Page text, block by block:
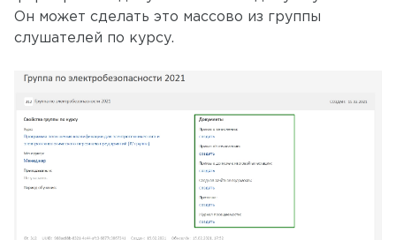
Он может сделать это массово из группы
слушателей по курсу.